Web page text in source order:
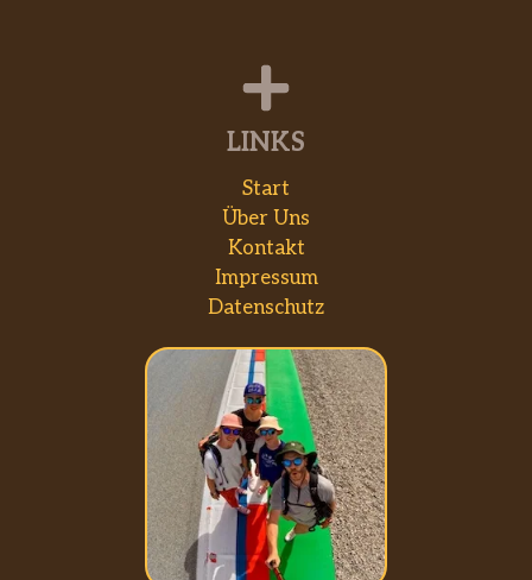
LINKS
Start
Über Uns
Kontakt
Impressum
Datenschutz